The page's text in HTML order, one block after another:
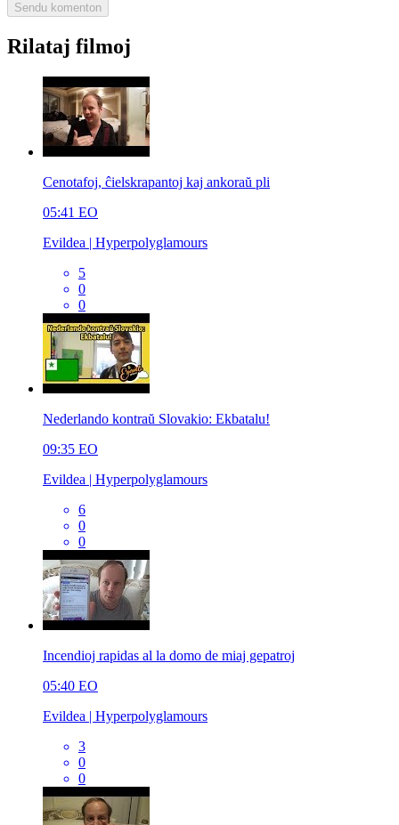
Rilataj filmoj
Cenotafoj, ĉielskrapantoj kaj ankoraŭ pli
05:41 EO
Evildea | Hyperpolyglamours
5
0
0
Nederlando kontraŭ Slovakio: Ekbatalu!
09:35 EO
Evildea | Hyperpolyglamours
6
0
0
Incendioj rapidas al la domo de miaj gepatroj
05:40 EO
Evildea | Hyperpolyglamours
3
0
0